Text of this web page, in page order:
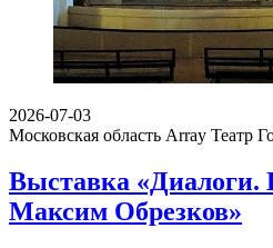
2026-07-03
Московская область Array Театр
Выставка «Диалоги.
Максим Обрезков»